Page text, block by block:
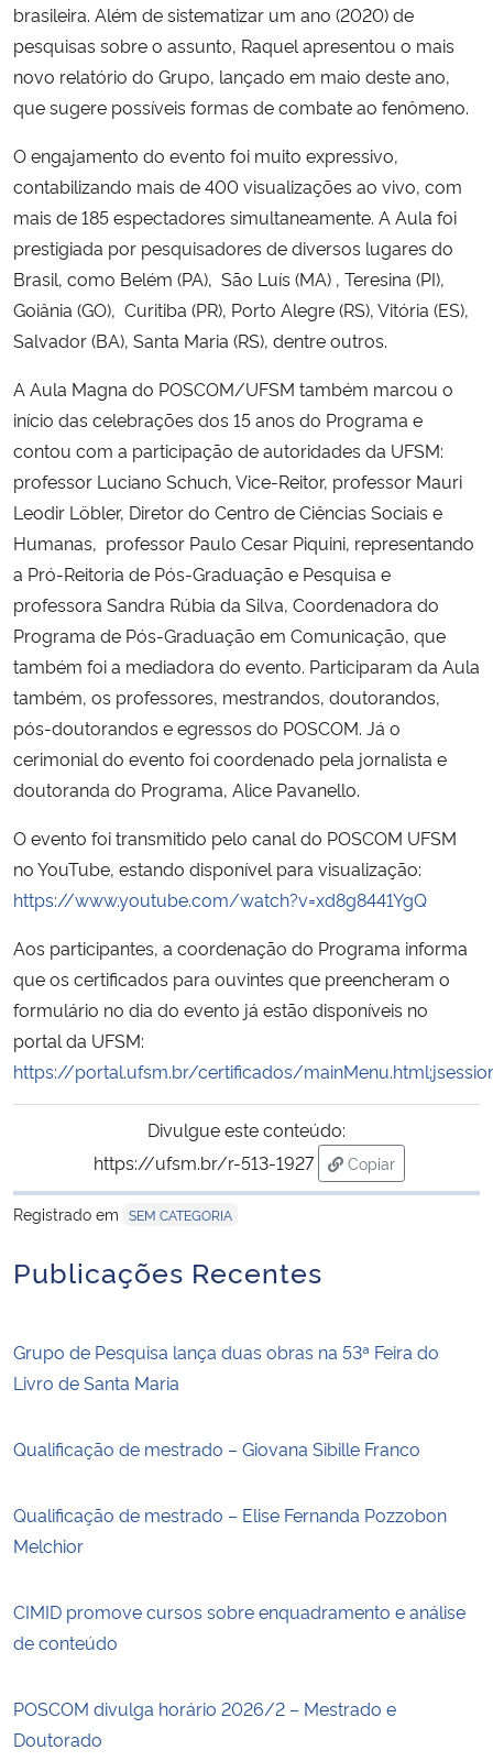
brasileira. Além de sistematizar um ano (2020) de
pesquisas sobre o assunto, Raquel apresentou o mais
novo relatório do Grupo, lançado em maio deste ano,
que sugere possíveis formas de combate ao fenômeno.
O engajamento do evento foi muito expressivo,
contabilizando mais de 400 visualizações ao vivo, com
mais de 185 espectadores simultaneamente. A Aula foi
prestigiada por pesquisadores de diversos lugares do
Brasil, como Belém (PA), São Luís (MA) , Teresina (PI),
Goiânia (GO), Curitiba (PR), Porto Alegre (RS), Vitória (ES),
Salvador (BA), Santa Maria (RS), dentre outros.
A Aula Magna do POSCOM/UFSM também marcou o
início das celebrações dos 15 anos do Programa e
contou com a participação de autoridades da UFSM:
professor Luciano Schuch, Vice-Reitor, professor Mauri
Leodir Löbler, Diretor do Centro de Ciências Sociais e
Humanas, professor Paulo Cesar Piquini, representando
a Pró-Reitoria de Pós-Graduação e Pesquisa e
professora Sandra Rúbia da Silva, Coordenadora do
Programa de Pós-Graduação em Comunicação, que
também foi a mediadora do evento. Participaram da Aula
também, os professores, mestrandos, doutorandos,
pós-doutorandos e egressos do POSCOM. Já o
cerimonial do evento foi coordenado pela jornalista e
doutoranda do Programa, Alice Pavanello.
O evento foi transmitido pelo canal do POSCOM UFSM
no YouTube, estando disponível para visualização:
https://www.youtube.com/watch?v=xd8g8441YgQ
Aos participantes, a coordenação do Programa informa
que os certificados para ouvintes que preencheram o
formulário no dia do evento já estão disponíveis no
portal da UFSM:
https://portal.ufsm.br/certificados/
Divulgue este conteúdo:
https://ufsm.br/r-513-1927
Copiar
para área de
Registrado em SEM CATEGORIA
Publicações Recentes
Grupo de Pesquisa lança duas obras na 53ª Feira do
Livro de Santa Maria
Qualificação de mestrado – Giovana Sibille Franco
Qualificação de mestrado – Elise Fernanda Pozzobon
Melchior
CIMID promove cursos sobre enquadramento e análise
de conteúdo
POSCOM divulga horário 2026/2 – Mestrado e
Doutorado